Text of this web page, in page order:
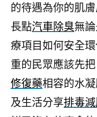
的待遇為你的肌
長點汽車除臭無
療項目如何安全
重的民眾應該先
修復藥相容的水
及生活分享排毒